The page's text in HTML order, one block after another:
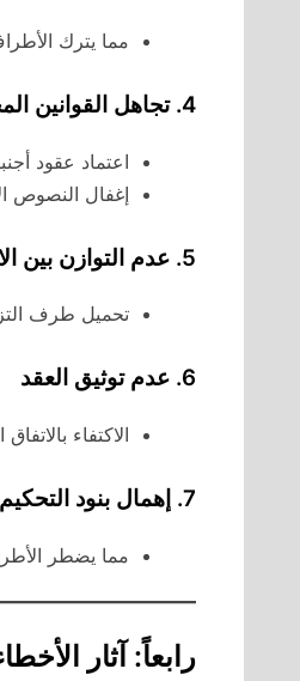
مما يترك
4. تجاهل القوانين المحلية
اعتماد عقود
إغفال النصوص
5. عدم التوازن بين الالتزامات
تحميل طرف
6. عدم توثيق العقد
الاكتفاء
7. إهمال بنود التحكيم أو الوساطة
مما يضطر
رابعاً: آثار